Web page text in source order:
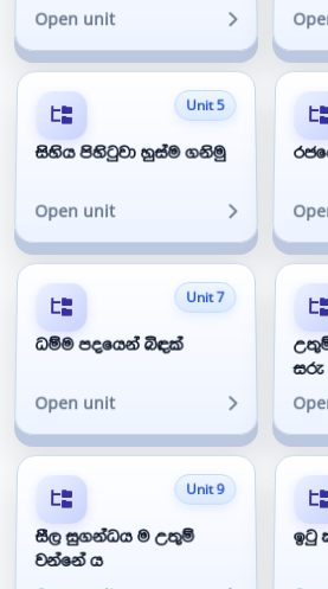
Open unit
Unit 5
සිහිය පිහිටුවා හුස්ම ගනිමු
Open unit
Unit 7
ධම්ම පදයෙන් බිඳක්
Open unit
සරු
Unit 9
සීල සුගන්ධය ම උතුම්
වන්නේ ය
ඉටු